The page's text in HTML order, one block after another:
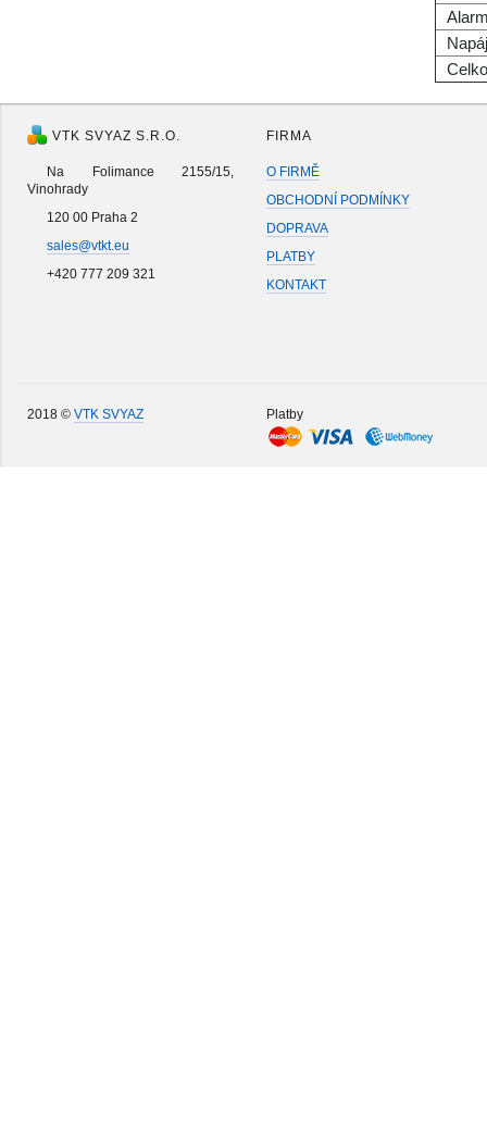
VTK SVYAZ S.R.O.
Na Folimance 2155/15,
Vinohrady
120 00 Praha 2
sales@vtkt.eu
+420 777 209 321
FIRMA
O FIRMĚ
OBCHODNÍ PODMÍNKY
DOPRAVA
PLATBY
KONTAKT
2018 © VTK SVYAZ Platby